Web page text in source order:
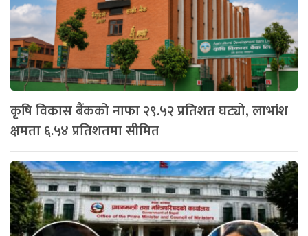
कृषि विकास बैंकको नाफा २९.५२ प्रतिशत घट्यो, लाभांश
क्षमता ६.५४ प्रतिशतमा सीमित